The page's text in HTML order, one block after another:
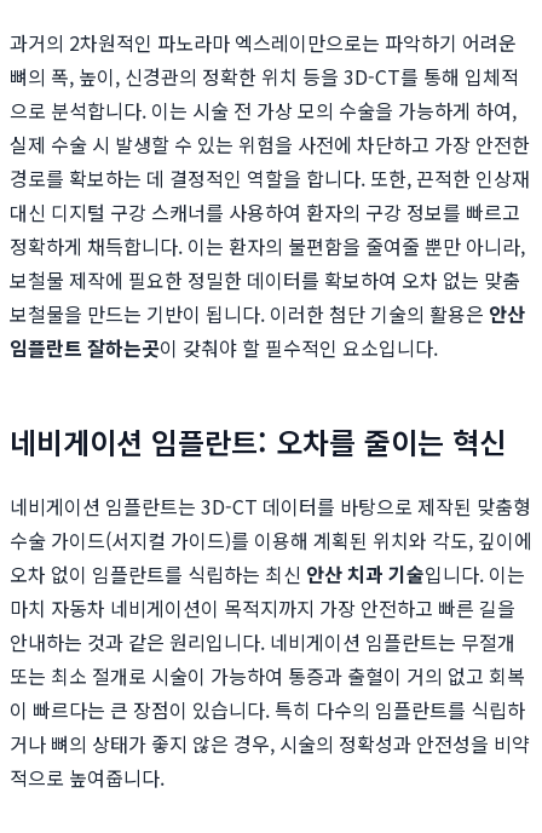
과거의 2차원적인 파노라마 엑스레이만으로는 파악하기 어려운
뼈의 폭, 높이, 신경관의 정확한 위치 등을 3D-CT를 통해 입체적
으로 분석합니다. 이는 시술 전 가상 모의 수술을 가능하게 하여,
실제 수술 시 발생할 수 있는 위험을 사전에 차단하고 가장 안전한
경로를 확보하는 데 결정적인 역할을 합니다. 또한, 끈적한 인상재
대신 디지털 구강 스캐너를 사용하여 환자의 구강 정보를 빠르고
정확하게 채득합니다. 이는 환자의 불편함을 줄여줄 뿐만 아니라,
보철물 제작에 필요한 정밀한 데이터를 확보하여 오차 없는 맞춤
보철물을 만드는 기반이 됩니다. 이러한 첨단 기술의 활용은 안산
임플란트 잘하는곳이 갖춰야 할 필수적인 요소입니다.
네비게이션 임플란트: 오차를 줄이는 혁신
네비게이션 임플란트는 3D-CT 데이터를 바탕으로 제작된 맞춤형
수술 가이드(서지컬 가이드)를 이용해 계획된 위치와 각도, 깊이에
오차 없이 임플란트를 식립하는 최신 안산 치과 기술입니다. 이는
마치 자동차 네비게이션이 목적지까지 가장 안전하고 빠른 길을
안내하는 것과 같은 원리입니다. 네비게이션 임플란트는 무절개
또는 최소 절개로 시술이 가능하여 통증과 출혈이 거의 없고 회복
이 빠르다는 큰 장점이 있습니다. 특히 다수의 임플란트를 식립하
거나 뼈의 상태가 좋지 않은 경우, 시술의 정확성과 안전성을 비약
적으로 높여줍니다.